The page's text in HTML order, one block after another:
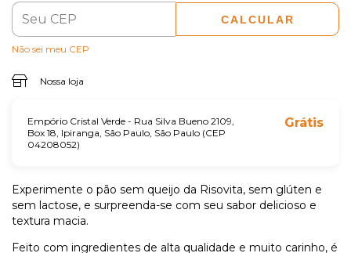
CALCULAR
Não sei meu CEP
Nossa loja
Empório Cristal Verde - Rua Silva Bueno 2109,
Box 18, Ipiranga, São Paulo, São Paulo (CEP
04208052)
Grátis
Experimente o pão sem queijo da Risovita, sem glúten e
sem lactose, e surpreenda-se com seu sabor delicioso e
textura macia.
Feito com ingredientes de alta qualidade e muito carinho, é